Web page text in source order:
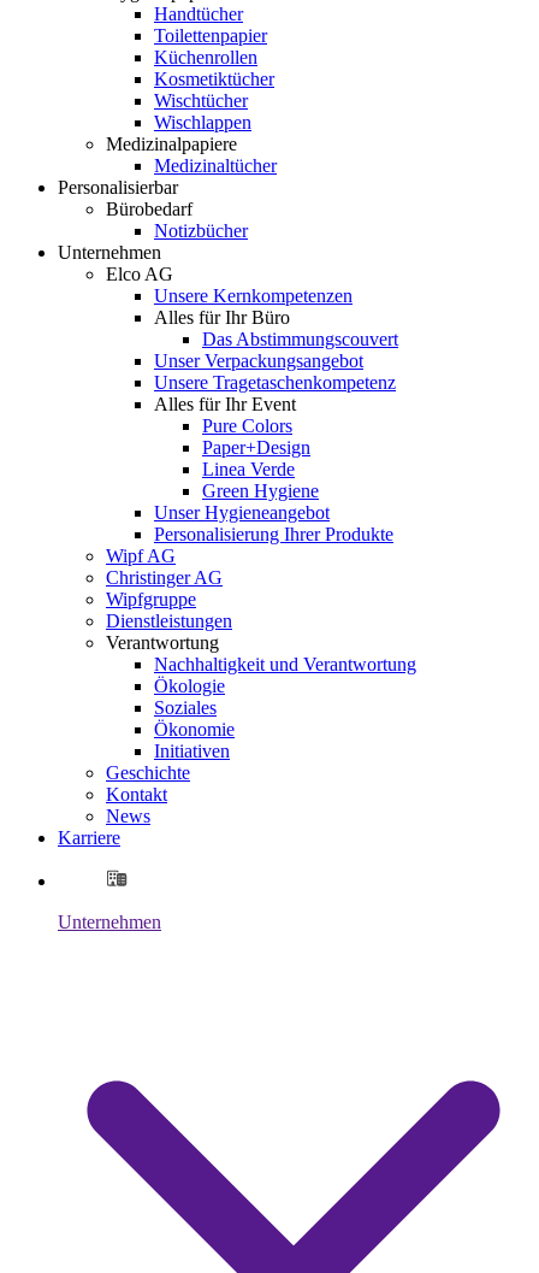
Handtücher
Toilettenpapier
Küchenrollen
Kosmetiktücher
Wischtücher
Wischlappen
Medizinalpapiere
Medizinaltücher
Personalisierbar
Bürobedarf
Notizbücher
Unternehmen
Elco AG
Unsere Kernkompetenzen
Alles für Ihr Büro
Das Abstimmungscouvert
Unser Verpackungsangebot
Unsere Tragetaschenkompetenz
Alles für Ihr Event
Pure Colors
Paper+Design
Linea Verde
Green Hygiene
Unser Hygieneangebot
Personalisierung Ihrer Produkte
Wipf AG
Christinger AG
Wipfgruppe
Dienstleistungen
Verantwortung
Nachhaltigkeit und Verantwortung
Ökologie
Soziales
Ökonomie
Initiativen
Geschichte
Kontakt
News
Karriere
Unternehmen